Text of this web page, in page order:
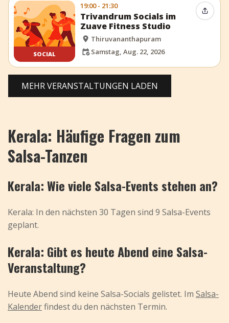
SOCIAL
19:00 - 21:30
Trivandrum Socials im
Zuave Fitness Studio
Thiruvananthapuram
Samstag, Aug. 22, 2026
Event
MEHR VERANSTALTUNGEN LADEN
Kerala: Häufige Fragen zum
Salsa-Tanzen
Kerala: Wie viele Salsa-Events stehen an?
Kerala: In den nächsten 30 Tagen sind 9 Salsa-Events
geplant.
Kerala: Gibt es heute Abend eine Salsa-
Veranstaltung?
Heute Abend sind keine Salsa-Socials gelistet. Im Salsa-
Kalenderfindest du den nächsten Termin.